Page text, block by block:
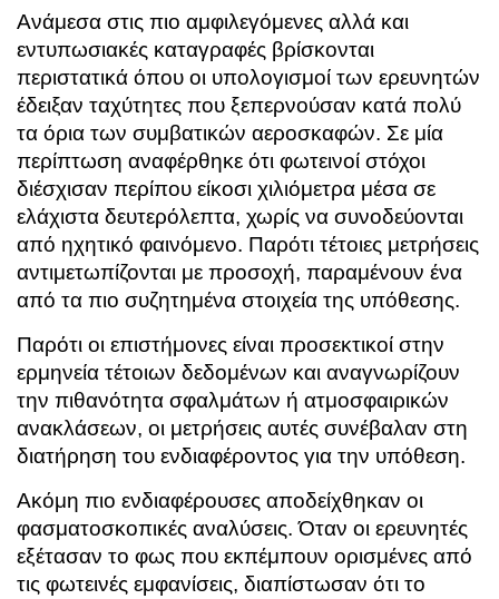
Ανάμεσα στις πιο αμφιλεγόμενες αλλά και
εντυπωσιακές καταγραφές βρίσκονται
περιστατικά όπου οι υπολογισμοί των ερευνητών
έδειξαν ταχύτητες που ξεπερνούσαν κατά πολύ
τα όρια των συμβατικών αεροσκαφών. Σε μία
περίπτωση αναφέρθηκε ότι φωτεινοί στόχοι
διέσχισαν περίπου είκοσι χιλιόμετρα μέσα σε
ελάχιστα δευτερόλεπτα, χωρίς να συνοδεύονται
από ηχητικό φαινόμενο. Παρότι τέτοιες μετρήσεις
αντιμετωπίζονται με προσοχή, παραμένουν ένα
από τα πιο συζητημένα στοιχεία της υπόθεσης.
Παρότι οι επιστήμονες είναι προσεκτικοί στην
ερμηνεία τέτοιων δεδομένων και αναγνωρίζουν
την πιθανότητα σφαλμάτων ή ατμοσφαιρικών
ανακλάσεων, οι μετρήσεις αυτές συνέβαλαν στη
διατήρηση του ενδιαφέροντος για την υπόθεση.
Ακόμη πιο ενδιαφέρουσες αποδείχθηκαν οι
φασματοσκοπικές αναλύσεις. Όταν οι ερευνητές
εξέτασαν το φως που εκπέμπουν ορισμένες από
τις φωτεινές εμφανίσεις, διαπίστωσαν ότι το